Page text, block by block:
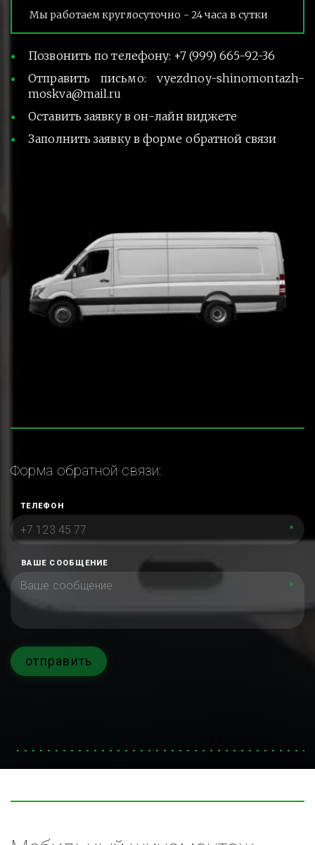
Мы работаем круглосуточно - 24 часа в сутки
Позвонить по телефону: +7 (999) 665-92-36
Отправить письмо: vyezdnoy-shinomontazh-
moskva@mail.ru
Оставить заявку в он-лайн виджете
Заполнить заявку в форме обратной связи
Форма обратной связи:
ТЕЛЕФОН
*
ВАШЕ СООБЩЕНИЕ
*
отправить